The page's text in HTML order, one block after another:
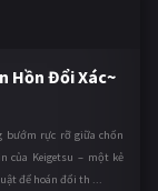
Hồn Đổi Xác~
bướm rực rỡ giữa chốn
của Keigetsu – một kẻ
để hoán đổi th ...